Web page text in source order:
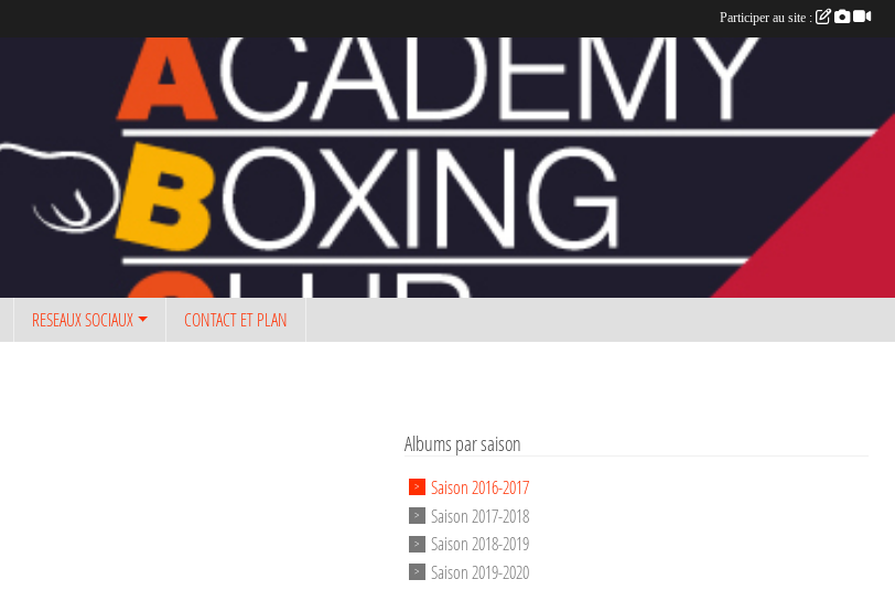
RESEAUX SOCIAUX CONTACT ET PLAN
Albums par saison
Saison 2016-2017
Saison 2017-2018
Saison 2018-2019
Saison 2019-2020
Participer au site :